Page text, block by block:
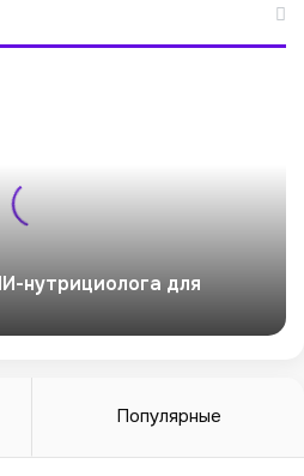
нутрициолога для
Популярные